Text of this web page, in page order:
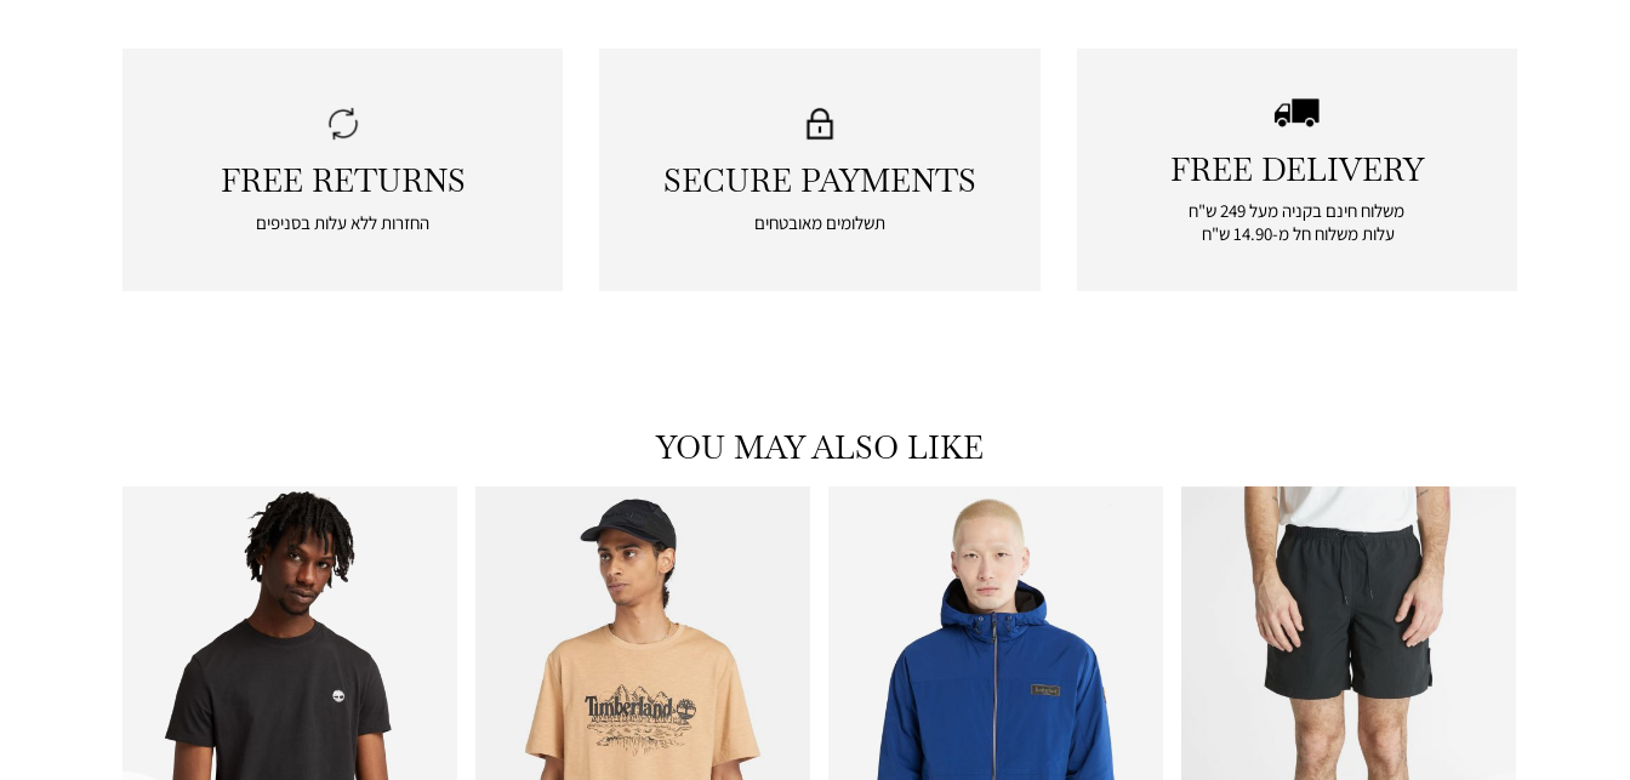
|
free
delivery
FREE DELIVERY
משלוח חינם בקניה מעל 249 ש"ח
עלות משלוח חל מ-14.90 ש"ח
|
payments
SECURE PAYMENTS
תשלומים מאובטחים
|
returns
FREE RETURNS
החזרות ללא עלות בסניפים
YOU MAY ALSO LIKE